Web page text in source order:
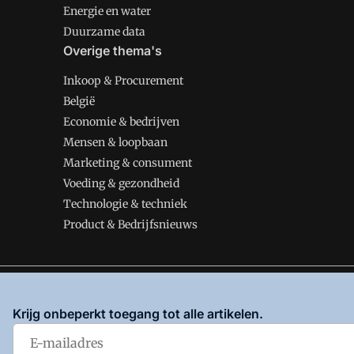
Energie en water
Duurzame data
Overige thema's
Inkoop & Procurement
België
Economie & bedrijven
Mensen & loopbaan
Marketing & consument
Voeding & gezondheid
Technologie & techniek
Product & Bedrijfsnieuws
enPrivacy en Cookie beleid |Privacy instellingen
Krijg onbeperkt toegang tot alle artikelen.